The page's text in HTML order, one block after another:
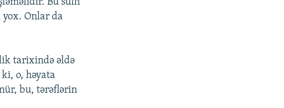
yox. Onlar da
tarixində əldə
o, həyata
bu, tərəflərin